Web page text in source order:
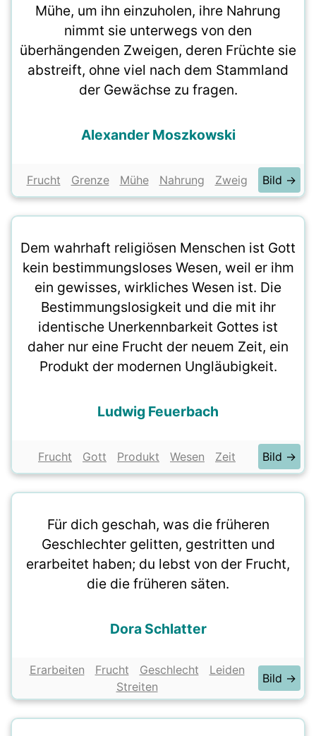
Mühe, um ihn einzuholen, ihre Nahrung
nimmt sie unterwegs von den
überhängenden Zweigen, deren Früchte sie
abstreift, ohne viel nach dem Stammland
der Gewächse zu fragen.
Alexander Moszkowski
Frucht Grenze Mühe Nahrung Zweig Bild →
Dem wahrhaft religiösen Menschen ist Gott
kein bestimmungsloses Wesen, weil er ihm
ein gewisses, wirkliches Wesen ist. Die
Bestimmungslosigkeit und die mit ihr
identische Unerkennbarkeit Gottes ist
daher nur eine Frucht der neuem Zeit, ein
Produkt der modernen Ungläubigkeit.
Ludwig Feuerbach
Frucht Gott Produkt Wesen Zeit Bild →
Für dich geschah, was die früheren
Geschlechter gelitten, gestritten und
erarbeitet haben; du lebst von der Frucht,
die die früheren säten.
Dora Schlatter
Erarbeiten Frucht Geschlecht
Leiden
Streiten
Bild →